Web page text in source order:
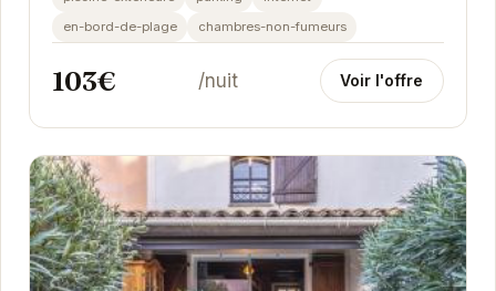
en-bord-de-plage
chambres-non-fumeurs
103€ /nuit Voir l'offre